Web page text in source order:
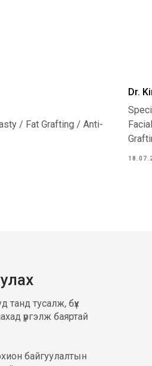
/ Fat Grafting / Anti-
Dr.
танд тусалж, бүх
үргэлж баяртай
байгуулалтын